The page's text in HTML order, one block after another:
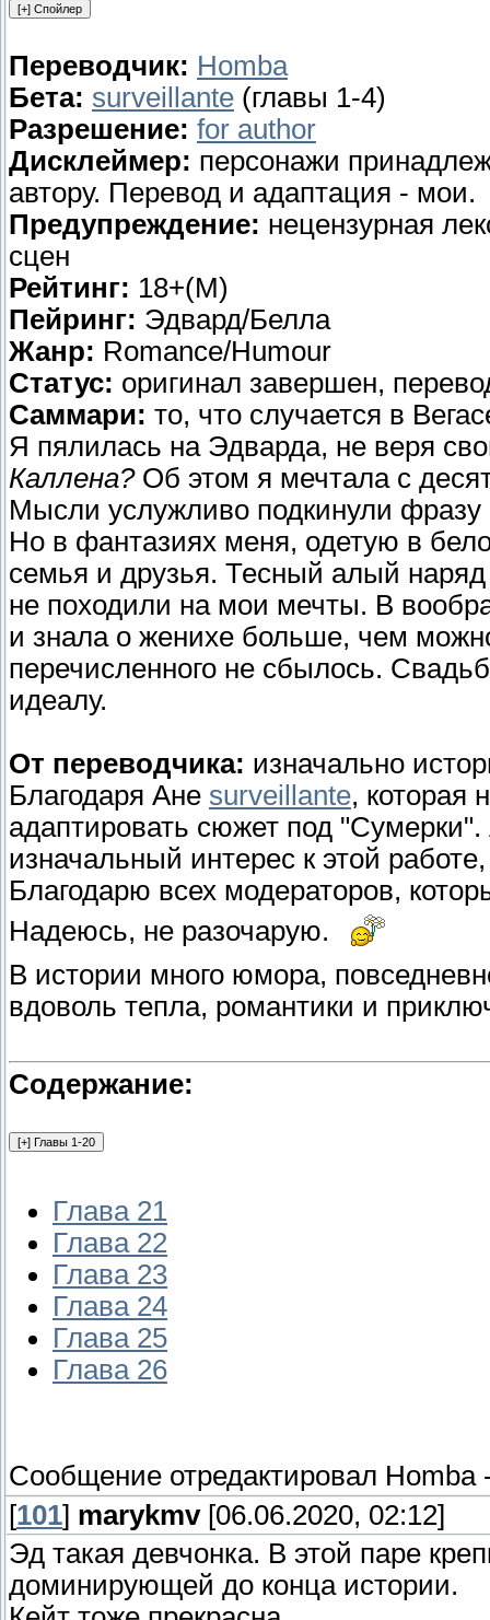
Переводчик: Homba
Бета: surveillante (главы 1-4)
Разрешение: for author
Дисклеймер: персонажи
автору. Перевод и адаптация - мои.
Предупреждение: нецензурная
сцен
Рейтинг: 18+(M)
Пейринг: Эдвард/Белла
Жанр: Romance/Humour
Статус: оригинал завершен,
Саммари: то, что случается в
Я пялилась на Эдварда, не веря
Каллена?Об этом я мечтала с
Мысли услужливо подкинули фразу
Но в фантазиях меня, одетую в
семья и друзья. Тесный алый
не походили на мои мечты. В
и знала о женихе больше, чем
перечисленного не сбылось.
идеалу.
От переводчика: изначально
Благодаря Ане surveillante, которая
адаптировать сюжет под
изначальный интерес к этой
Благодарю всех модераторов,
Надеюсь, не разочарую.
В истории много юмора,
вдоволь тепла, романтики и
Содержание:
Глава 21
Глава 22
Глава 23
Глава 24
Глава 25
Глава 26
Сообщение отредактировал Homba
[101] marykmv[06.06.2020, 02:12]
Эд такая девчонка. В этой паре
доминирующей до конца истории.